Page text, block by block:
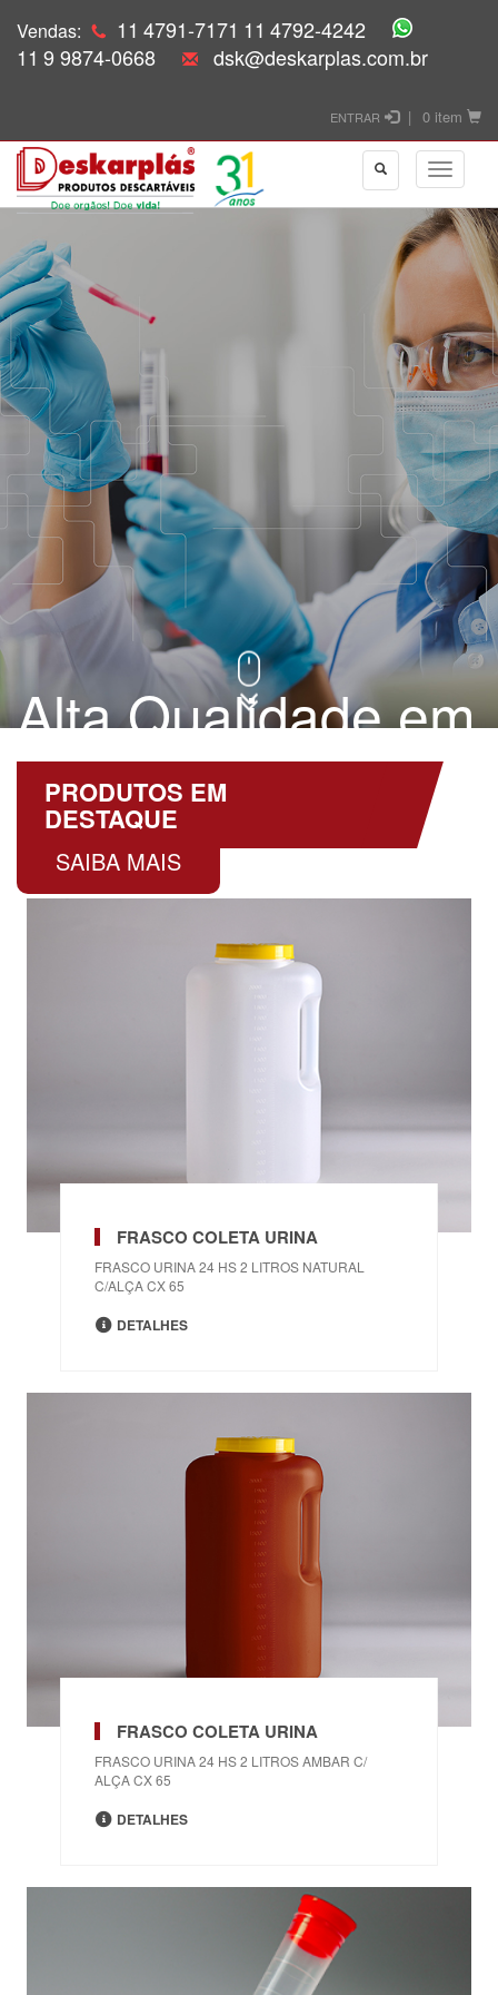
Vendas: 11 4791-7171 11 4792-4242
11 9 9874-0668 dsk@deskarplas.com.br
0 item
ENTRAR |
Alta Qualidade em
Descartáveis
SAIBA MAIS
PRODUTOS EM
DESTAQUE
FRASCO COLETA URINA
FRASCO URINA 24 HS 2 LITROS NATURAL
C/ALÇA CX 65
DETALHES
FRASCO COLETA URINA
FRASCO URINA 24 HS 2 LITROS AMBAR C/
ALÇA CX 65
DETALHES